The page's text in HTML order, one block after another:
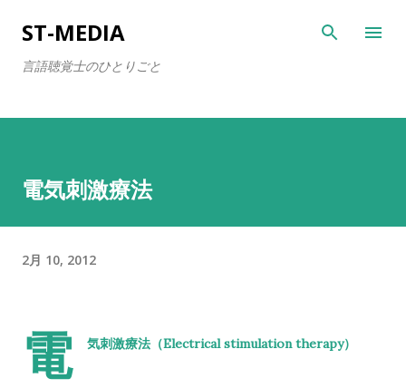
スキップしてメイン コンテンツに移動
ST-MEDIA
言語聴覚士のひとりごと
電気刺激療法
2月 10, 2012
電 気刺激療法（Electrical stimulation therapy）